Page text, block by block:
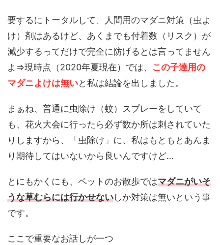
要するにトータルして、人間用のマダニ対策（虫よ
け）剤はあるけど、あくまでも付着数（リスク）が
減少するってだけで完全に防げるとは言ってません
よ⇒現時点（2020年夏現在）では、 この子達用の
マダニよけは無いと私は結論を出しました。
まぁね、普通に虫除け（蚊）スプレーをしていて
も、花火大会に行ったら必ず数か所は刺されていた
りしますから、「虫除け」に、私はもともとあんま
り期待してはいないから良いんですけど…
とにもかくにも、ペットのお散歩ではマダニがいそ
うな草むらには行かせないしか対策は無いという事
です。
ここで重要なお話しが一つ